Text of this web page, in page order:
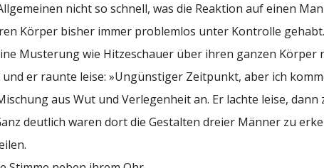
nicht so schnell, was die Reaktion auf einen
Körper bisher immer problemlos unter Kontrolle gehabt.
Musterung wie Hitzeschauer über ihren ganzen Körper
er raunte leise: »Ungünstiger Zeitpunkt, aber ich
aus Wut und Verlegenheit an. Er lachte leise, dann
deutlich waren dort die Gestalten dreier Männer zu